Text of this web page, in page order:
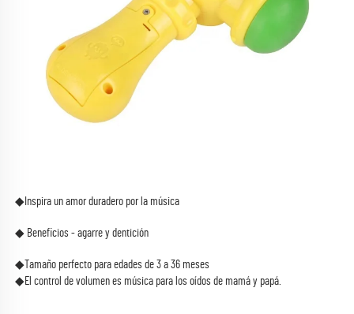
◆Inspira un amor duradero por la música
◆ Beneficios - agarre y dentición
◆Tamaño perfecto para edades de 3 a 36 meses
◆El control de volumen es música para los oídos de mamá y papá.